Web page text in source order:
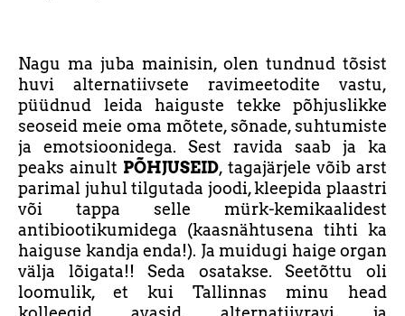
Nagu ma juba mainisin, olen tundnud tõsist
huvi alternatiivsete ravimeetodite vastu,
püüdnud leida haiguste tekke põhjuslikke
seoseid meie oma mõtete, sõnade, suhtumiste
ja emotsioonidega. Sest ravida saab ja ka
peaks ainult PÕHJUSEID, tagajärjele võib arst
parimal juhul tilgutada joodi, kleepida plaastri
või tappa selle mürk-kemikaalidest
antibiootikumidega (kaasnähtusena tihti ka
haiguse kandja enda!). Ja muidugi haige organ
välja lõigata!! Seda osatakse. Seetõttu oli
loomulik, et kui Tallinnas minu head